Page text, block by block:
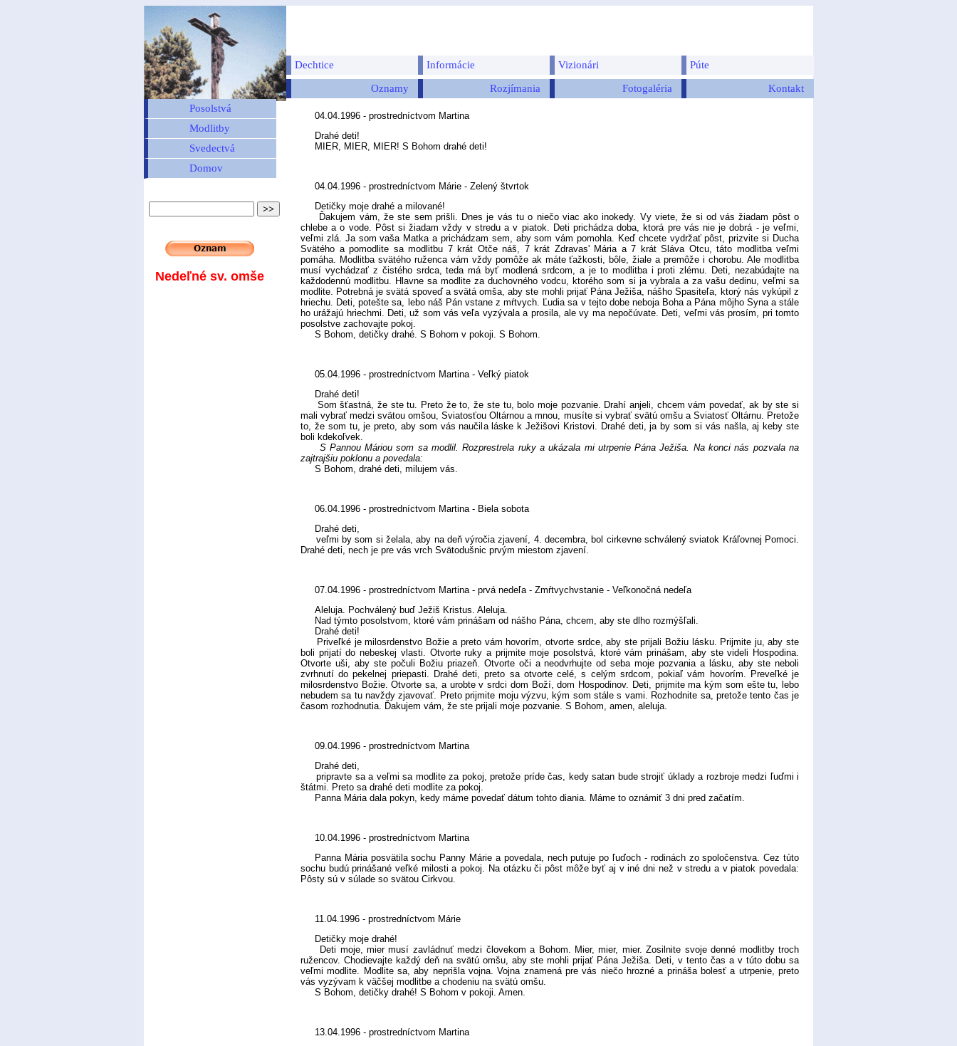
Dechtice Informácie Vizionári Púte
Oznamy Rozjímania Fotogaléria
Kontakt
Posolstvá
Modlitby
Svedectvá
Domov
Nedeľné sv. omše
04.04.1996 - prostredníctvom Martina
Drahé deti!
MIER, MIER, MIER! S Bohom drahé deti!
04.04.1996 - prostredníctvom Márie - Zelený štvrtok
Detičky moje drahé a milované!
Ďakujem vám, že ste sem prišli. Dnes je vás tu o niečo viac ako inokedy. Vy viete, že si od vás žiadam pôst o
chlebe a o vode. Pôst si žiadam vždy v stredu a v piatok. Deti prichádza doba, ktorá pre vás nie je dobrá - je veľmi,
veľmi zlá. Ja som vaša Matka a prichádzam sem, aby som vám pomohla. Keď chcete vydržať pôst, prizvite si Ducha
Svätého a pomodlite sa modlitbu 7 krát Otče náš, 7 krát Zdravas' Mária a 7 krát Sláva Otcu, táto modlitba veľmi
pomáha. Modlitba svätého ruženca vám vždy pomôže ak máte ťažkosti, bôle, žiale a premôže i chorobu. Ale modlitba
musí vychádzať z čistého srdca, teda má byť modlená srdcom, a je to modlitba i proti zlému. Deti, nezabúdajte na
každodennú modlitbu. Hlavne sa modlite za duchovného vodcu, ktorého som si ja vybrala a za vašu dedinu, veľmi sa
modlite. Potrebná je svätá spoveď a svätá omša, aby ste mohli prijať Pána Ježiša, nášho Spasiteľa, ktorý nás vykúpil z
hriechu. Deti, potešte sa, lebo náš Pán vstane z mŕtvych. Ľudia sa v tejto dobe neboja Boha a Pána môjho Syna a stále
ho urážajú hriechmi. Deti, už som vás veľa vyzývala a prosila, ale vy ma nepočúvate. Deti, veľmi vás prosím, pri tomto
posolstve zachovajte pokoj.
S Bohom, detičky drahé. S Bohom v pokoji. S Bohom.
05.04.1996 - prostredníctvom Martina - Veľký piatok
Drahé deti!
Som šťastná, že ste tu. Preto že to, že ste tu, bolo moje pozvanie. Drahí anjeli, chcem vám povedať, ak by ste si
mali vybrať medzi svätou omšou, Sviatosťou Oltárnou a mnou, musíte si vybrať svätú omšu a Sviatosť Oltárnu. Pretože
to, že som tu, je preto, aby som vás naučila láske k Ježišovi Kristovi. Drahé deti, ja by som si vás našla, aj keby ste
boli kdekoľvek.
S Pannou Máriou som sa modlil. Rozprestrela ruky a ukázala mi utrpenie Pána Ježiša. Na konci nás pozvala na
zajtrajšiu poklonu a povedala:
S Bohom, drahé deti, milujem vás.
06.04.1996 - prostredníctvom Martina - Biela sobota
Drahé deti,
veľmi by som si želala, aby na deň výročia zjavení, 4. decembra, bol cirkevne schválený sviatok Kráľovnej Pomoci.
Drahé deti, nech je pre vás vrch Svätodušnic prvým miestom zjavení.
07.04.1996 - prostredníctvom Martina - prvá nedeľa - Zmŕtvychvstanie - Veľkonočná nedeľa
Aleluja. Pochválený buď Ježiš Kristus. Aleluja.
Nad týmto posolstvom, ktoré vám prinášam od nášho Pána, chcem, aby ste dlho rozmýšľali.
Drahé deti!
Priveľké je milosrdenstvo Božie a preto vám hovorím, otvorte srdce, aby ste prijali Božiu lásku. Prijmite ju, aby ste
boli prijatí do nebeskej vlasti. Otvorte ruky a prijmite moje posolstvá, ktoré vám prinášam, aby ste videli Hospodina.
Otvorte uši, aby ste počuli Božiu priazeň. Otvorte oči a neodvrhujte od seba moje pozvania a lásku, aby ste neboli
zvrhnutí do pekelnej priepasti. Drahé deti, preto sa otvorte celé, s celým srdcom, pokiaľ vám hovorím. Preveľké je
milosrdenstvo Božie. Otvorte sa, a urobte v srdci dom Boží, dom Hospodinov. Deti, prijmite ma kým som ešte tu, lebo
nebudem sa tu navždy zjavovať. Preto prijmite moju výzvu, kým som stále s vami. Rozhodnite sa, pretože tento čas je
časom rozhodnutia. Ďakujem vám, že ste prijali moje pozvanie. S Bohom, amen, aleluja.
09.04.1996 - prostredníctvom Martina
Drahé deti,
pripravte sa a veľmi sa modlite za pokoj, pretože príde čas, kedy satan bude strojiť úklady a rozbroje medzi ľuďmi i
štátmi. Preto sa drahé deti modlite za pokoj.
Panna Mária dala pokyn, kedy máme povedať dátum tohto diania. Máme to oznámiť 3 dni pred začatím.
10.04.1996 - prostredníctvom Martina
Panna Mária posvätila sochu Panny Márie a povedala, nech putuje po ľuďoch - rodinách zo spoločenstva. Cez túto
sochu budú prinášané veľké milosti a pokoj. Na otázku či pôst môže byť aj v iné dni než v stredu a v piatok povedala:
Pôsty sú v súlade so svätou Cirkvou.
11.04.1996 - prostredníctvom Márie
Detičky moje drahé!
Deti moje, mier musí zavládnuť medzi človekom a Bohom. Mier, mier, mier. Zosilnite svoje denné modlitby troch
ružencov. Chodievajte každý deň na svätú omšu, aby ste mohli prijať Pána Ježiša. Deti, v tento čas a v túto dobu sa
veľmi modlite. Modlite sa, aby neprišla vojna. Vojna znamená pre vás niečo hrozné a prináša bolesť a utrpenie, preto
vás vyzývam k väčšej modlitbe a chodeniu na svätú omšu.
S Bohom, detičky drahé! S Bohom v pokoji. Amen.
13.04.1996 - prostredníctvom Martina